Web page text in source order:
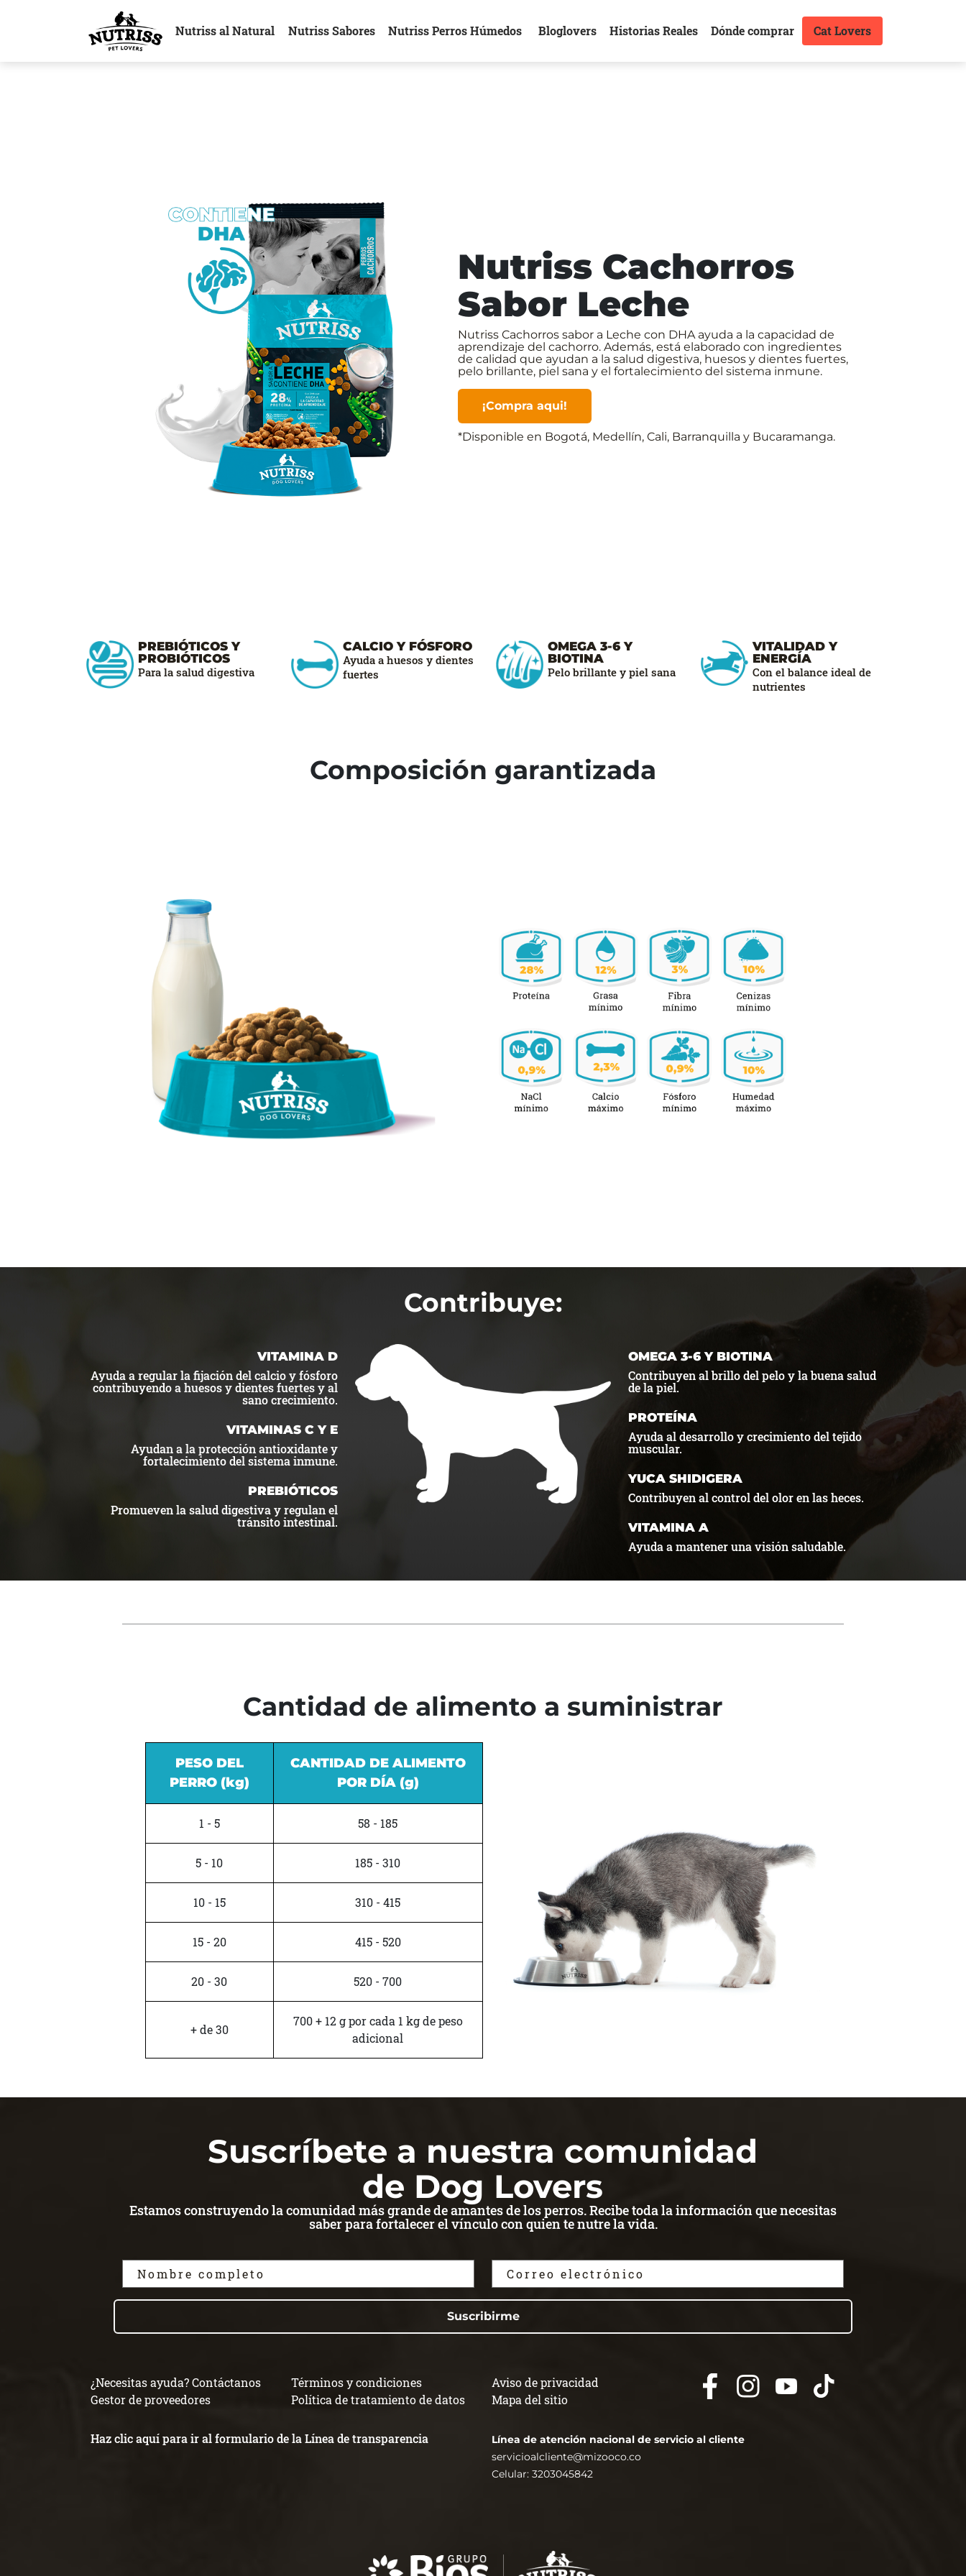
Nutriss al Natural Nutriss Sabores Nutriss Perros Húmedos Bloglovers Historias Reales Dónde comprar Cat Lovers
Nutriss Cachorros
Sabor Leche
Nutriss Cachorros sabor a Leche con DHA ayuda a la capacidad de
aprendizaje del cachorro. Además, está elaborado con ingredientes
de calidad que ayudan a la salud digestiva, huesos y dientes fuertes,
pelo brillante, piel sana y el fortalecimiento del sistema inmune.
¡Compra aqui!
*Disponible en Bogotá, Medellín, Cali, Barranquilla y Bucaramanga.
PREBIÓTICOS Y
PROBIÓTICOS
Para la salud digestiva
CALCIO Y FÓSFORO
Ayuda a huesos y dientes
fuertes
OMEGA 3-6 Y
BIOTINA
Pelo brillante y piel sana
VITALIDAD Y
ENERGÍA
Con el balance ideal de
nutrientes
Composición garantizada
Contribuye:
VITAMINA D
Ayuda a regular la fijación del calcio y fósforo
contribuyendo a huesos y dientes fuertes y al
sano crecimiento.
VITAMINAS C Y E
Ayudan a la protección antioxidante y
fortalecimiento del sistema inmune.
PREBIÓTICOS
Promueven la salud digestiva y regulan el
tránsito intestinal.
OMEGA 3-6 Y BIOTINA
Contribuyen al brillo del pelo y la buena salud
de la piel.
PROTEÍNA
Ayuda al desarrollo y crecimiento del tejido
muscular.
YUCA SHIDIGERA
Contribuyen al control del olor en las heces.
VITAMINA A
Ayuda a mantener una visión saludable.
Cantidad de alimento a suministrar
PESO DEL
PERRO (kg)
CANTIDAD DE ALIMENTO
POR DÍA (g)
1 - 5 58 - 185
5 - 10 185 - 310
10 - 15 310 - 415
15 - 20 415 - 520
20 - 30 520 - 700
+ de 30
700 + 12 g por cada 1 kg de peso
adicional
Suscríbete a nuestra comunidad
de Dog Lovers
Estamos construyendo la comunidad más grande de amantes de los perros. Recibe toda la información que necesitas
saber para fortalecer el vínculo con quien te nutre la vida.
Suscribirme
¿Necesitas ayuda? Contáctanos
Gestor de proveedores
Términos y condiciones
Política de tratamiento de datos
Aviso de privacidad
Mapa del sitio
Haz clic aquí para ir al formulario de la Línea de transparencia
Línea de atención nacional de servicio al cliente
servicioalcliente@mizooco.co
Celular: 3203045842